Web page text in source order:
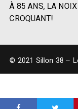
À 85 ANS, LA
CROQUANT!
© 2021 Sillon 38 –